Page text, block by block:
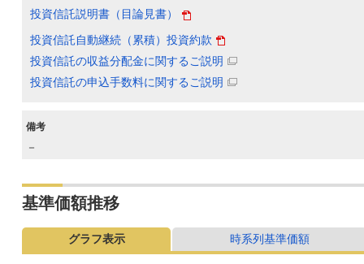
投資信託説明書（目論見書）
投資信託自動継続（累積）投資約款
投資信託の収益分配金に関するご説明
投資信託の申込手数料に関するご説明
備考
－
基準価額推移
グラフ表示 時系列基準価額